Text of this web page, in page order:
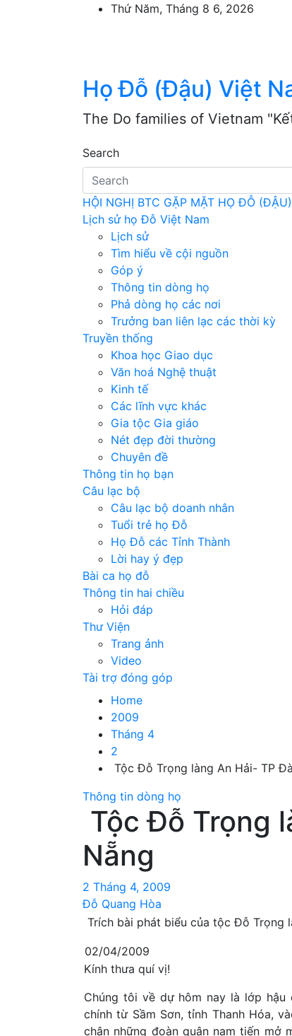
Thứ Năm, Tháng 8 6, 2026
Họ Đỗ (Đậu) Việt
The Do families of Vietnam
Search
HỘI NGHỊ BTC GẶP MẶT HỌ ĐỖ
Lịch sử họ Đỗ Việt Nam
Lịch sử
Tìm hiểu về cội nguồn
Góp ý
Thông tin dòng họ
Phả dòng họ các nơi
Trưởng ban liên lạc các thời kỳ
Truyền thống
Khoa học Giao dục
Văn hoá Nghệ thuật
Kinh tế
Các lĩnh vực khác
Gia tộc Gia giáo
Nét đẹp đời thường
Chuyên đề
Thông tin họ bạn
Câu lạc bộ
Câu lạc bộ doanh nhân
Tuổi trẻ họ Đỗ
Họ Đỗ các Tỉnh Thành
Lời hay ý đẹp
Bài ca họ đỗ
Thông tin hai chiều
Hỏi đáp
Thư Viện
Trang ảnh
Video
Tài trợ đóng góp
Home
2009
Tháng 4
2
Tộc Đỗ Trọng làng An Hải- TP
Thông tin dòng họ
Tộc Đỗ Trọng
Nẵng
2 Tháng 4, 2009
Đỗ Quang Hòa
Trích bài phát biểu của tộc Đỗ Trọng
02/04/2009
Kính thưa quí vị!
Chúng tôi về dự hôm nay là lớp hậu
chính từ Sầm Sơn, tỉnh Thanh Hóa,
chân những đoàn quân nam tiến